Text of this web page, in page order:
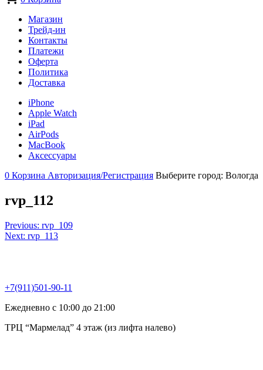
Магазин
Трейд-ин
Контакты
Платежи
Оферта
Политика
Доставка
iPhone
Apple Watch
iPad
AirPods
MacBook
Аксессуары
0 Корзина Авторизация/Регистрация Выберите город: Вологда
rvp_112
Навигация
по
Previous: rvp_109
Next: rvp_113
+7(911)501-90-11
Ежедневно с 10:00 до 21:00
ТРЦ “Мармелад” 4 этаж (из лифта налево)